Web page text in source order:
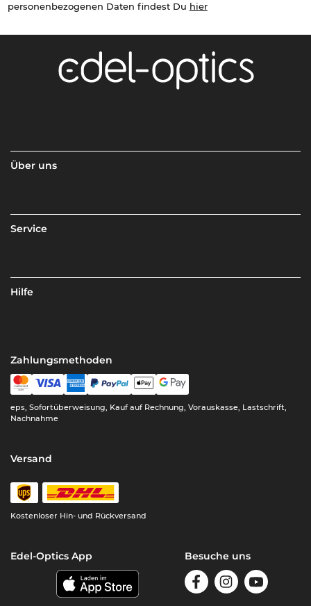
personenbezogenen Daten findest Du hier
Über uns
Service
Hilfe
Zahlungsmethoden
eps, Sofortüberweisung, Kauf auf Rechnung, Vorauskasse, Lastschrift,
Nachnahme
Versand
Kostenloser Hin- und Rückversand
Edel-Optics App Besuche uns